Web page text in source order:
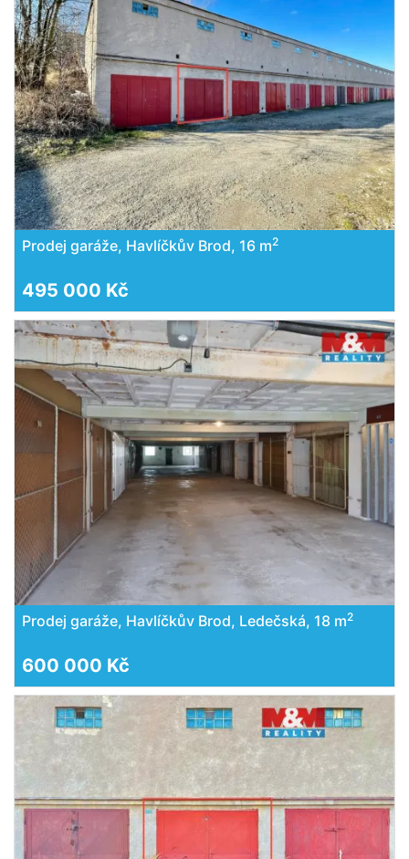
Prodej garáže, Havlíčkův Brod, 16 m2
495 000 Kč
Prodej garáže, Havlíčkův Brod, Ledečská, 18 m2
600 000 Kč